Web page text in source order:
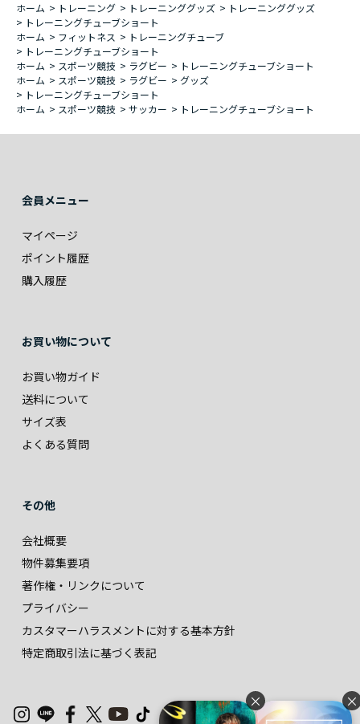
× ×
ホーム > トレーニング > トレーニンググッズ > トレーニンググッズ
> トレーニングチューブショート
ホーム > フィットネス > トレーニングチューブ
> トレーニングチューブショート
ホーム > スポーツ競技 > ラグビー > トレーニングチューブショート
ホーム > スポーツ競技 > ラグビー > グッズ
> トレーニングチューブショート
ホーム > スポーツ競技 > サッカー > トレーニングチューブショート
会員メニュー
マイページ
ポイント履歴
購入履歴
お買い物について
お買い物ガイド
送料について
サイズ表
よくある質問
その他
会社概要
物件募集要項
著作権・リンクについて
プライバシー
カスタマーハラスメントに対する基本方針
特定商取引法に基づく表記